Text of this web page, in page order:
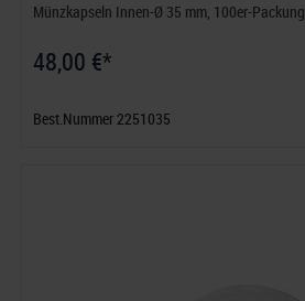
Münzkapseln Innen-Ø 35 mm, 100er-Packung
48,00 €*
Best.Nummer 2251035